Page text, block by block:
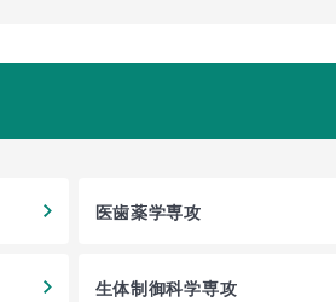
医歯薬学専攻
生体制御科学専攻